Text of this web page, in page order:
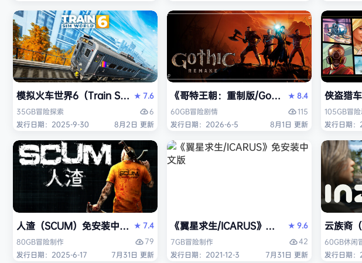
模拟火车世界6（Train Sim World 6）免安装中文版
★ 7.6
35GB冒险探索
6
发行日期：2025-9-30
8月2日 更新
《哥特王朝：重制版/Gothic 1 Remake》免
★ 8.4
60GB冒险剧情
115
发行日期：2026-6-5
8月1日 更新
侠盗猎
105GB冒险
发行日期
人渣（SCUM）免安装中文版★ 7.4
80GB冒险制作
79
发行日期：2025-6-17
7月31日 更新
《翼星求生/ICARUS》免安装中文版
★ 9.6
7GB冒险制作
42
发行日期：2021-12-3
7月31日 更新
云族裔
60GB休闲
发行日期